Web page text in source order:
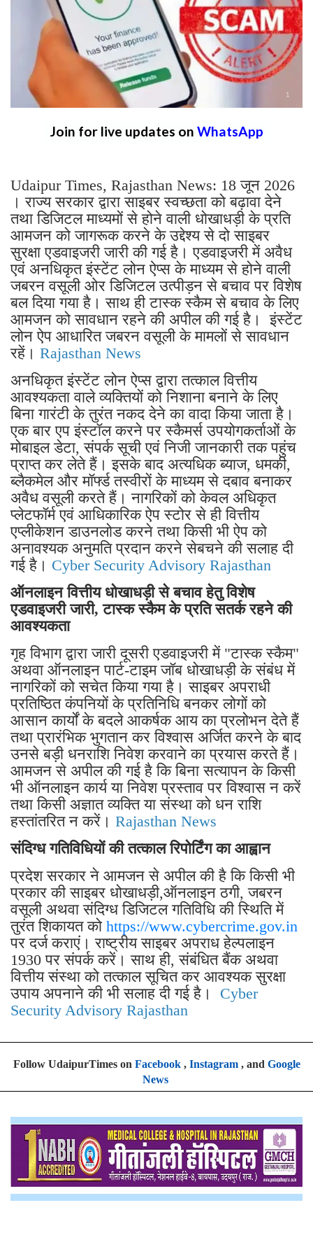
Join for live updates on WhatsApp
Udaipur Times, Rajasthan News: 18 जून 2026
। राज्य सरकार द्वारा साइबर स्वच्छता को बढ़ावा देने
तथा डिजिटल माध्यमों से होने वाली धोखाधड़ी के प्रति
आमजन को जागरूक करने के उद्देश्य से दो साइबर
सुरक्षा एडवाइजरी जारी की गई है। एडवाइजरी में अवैध
एवं अनधिकृत इंस्टेंट लोन ऐप्स के माध्यम से होने वाली
जबरन वसूली ओर डिजिटल उत्पीड़न से बचाव पर विशेष
बल दिया गया है। साथ ही टास्क स्कैम से बचाव के लिए
आमजन को सावधान रहने की अपील की गई है। इंस्टेंट
लोन ऐप आधारित जबरन वसूली के मामलों से सावधान
रहें। Rajasthan News
अनधिकृत इंस्टेंट लोन ऐप्स द्वारा तत्काल वित्तीय
आवश्यकता वाले व्यक्तियों को निशाना बनाने के लिए
बिना गारंटी के तुरंत नकद देने का वादा किया जाता है।
एक बार एप इंस्टॉल करने पर स्कैमर्स उपयोगकर्ताओं के
मोबाइल डेटा, संपर्क सूची एवं निजी जानकारी तक पहुंच
प्राप्त कर लेते हैं। इसके बाद अत्यधिक ब्याज, धमकी,
ब्लैकमेल और मॉर्फ्ड तस्वीरों के माध्यम से दबाव बनाकर
अवैध वसूली करते हैं। नागरिकों को केवल अधिकृत
प्लेटफॉर्म एवं आधिकारिक ऐप स्टोर से ही वित्तीय
एप्लीकेशन डाउनलोड करने तथा किसी भी ऐप को
अनावश्यक अनुमति प्रदान करने सेबचने की सलाह दी
गई है। Cyber Security Advisory Rajasthan
ऑनलाइन वित्तीय धोखाधड़ी से बचाव हेतु विशेष
एडवाइजरी जारी, टास्क स्कैम के प्रति सतर्क रहने की
आवश्यकता
गृह विभाग द्वारा जारी दूसरी एडवाइजरी में "टास्क स्कैम"
अथवा ऑनलाइन पार्ट-टाइम जॉब धोखाधड़ी के संबंध में
नागरिकों को सचेत किया गया है। साइबर अपराधी
प्रतिष्ठित कंपनियों के प्रतिनिधि बनकर लोगों को
आसान कार्यों के बदले आकर्षक आय का प्रलोभन देते हैं
तथा प्रारंभिक भुगतान कर विश्वास अर्जित करने के बाद
उनसे बड़ी धनराशि निवेश करवाने का प्रयास करते हैं।
आमजन से अपील की गई है कि बिना सत्यापन के किसी
भी ऑनलाइन कार्य या निवेश प्रस्ताव पर विश्वास न करें
तथा किसी अज्ञात व्यक्ति या संस्था को धन राशि
हस्तांतरित न करें। Rajasthan News
संदिग्ध गतिविधियों की तत्काल रिपोर्टिंग का आह्वान
प्रदेश सरकार ने आमजन से अपील की है कि किसी भी
प्रकार की साइबर धोखाधड़ी,ऑनलाइन ठगी, जबरन
वसूली अथवा संदिग्ध डिजिटल गतिविधि की स्थिति में
तुरंत शिकायत को https://www.cybercrime.gov.in
पर दर्ज कराएं। राष्ट्रीय साइबर अपराध हेल्पलाइन
1930 पर संपर्क करें। साथ ही, संबंधित बैंक अथवा
वित्तीय संस्था को तत्काल सूचित कर आवश्यक सुरक्षा
उपाय अपनाने की भी सलाह दी गई है। Cyber
Security Advisory Rajasthan
Follow UdaipurTimes on Facebook, Instagram, and Google
News